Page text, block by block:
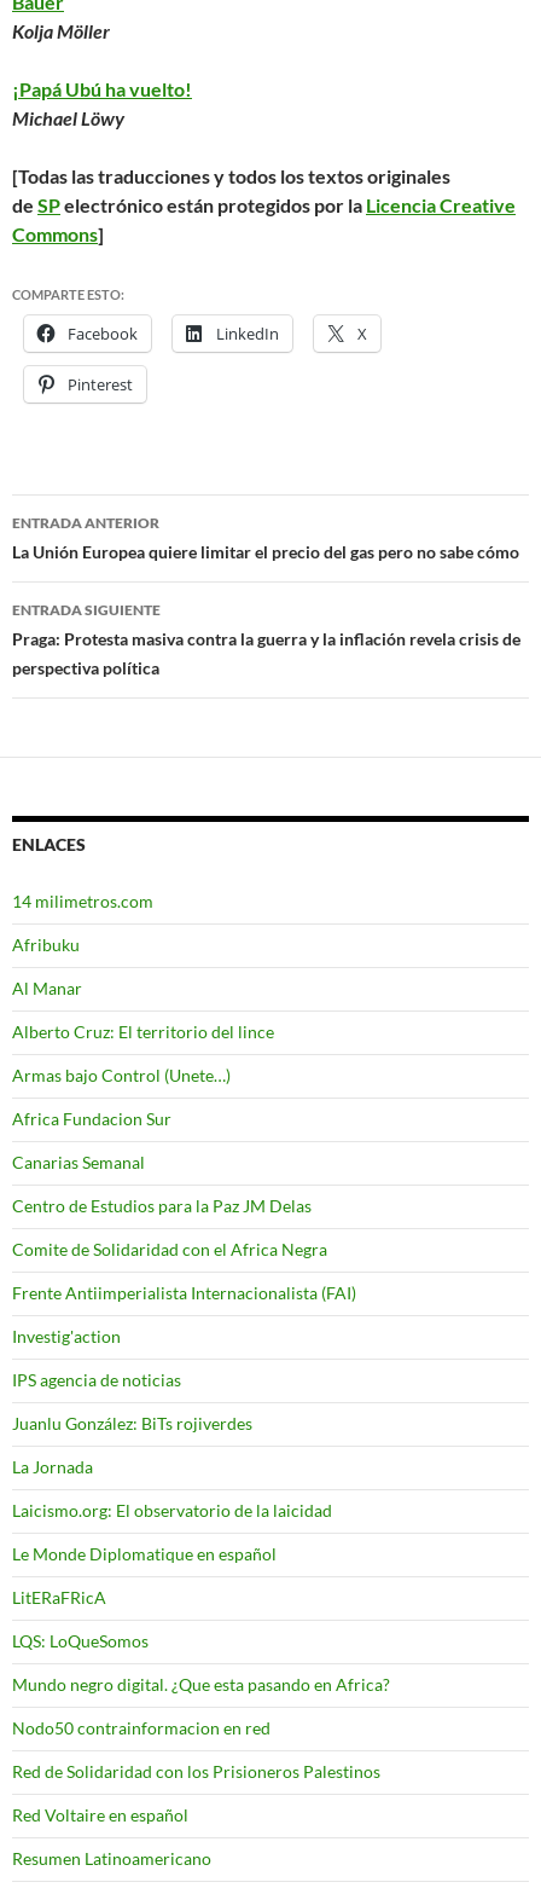
Kolja Möller
¡Papá Ubú ha vuelto!
Michael Löwy
[Todas las traducciones y todos los textos originales
de SPelectrónico están protegidos por la Licencia Creative
Commons]
COMPARTE ESTO:
Facebook LinkedIn X
Pinterest
Navegación
de
entradas
ENTRADA ANTERIOR
La Unión Europea quiere limitar el precio del gas pero no sabe cómo
ENTRADA SIGUIENTE
Praga: Protesta masiva contra la guerra y la inflación revela crisis de
perspectiva política
ENLACES
14 milimetros.com
Afribuku
Al Manar
Alberto Cruz: El territorio del lince
Armas bajo Control (Unete…)
Africa Fundacion Sur
Canarias Semanal
Centro de Estudios para la Paz JM Delas
Comite de Solidaridad con el Africa Negra
Frente Antiimperialista Internacionalista (FAI)
Investig'action
IPS agencia de noticias
Juanlu González: BiTs rojiverdes
La Jornada
Laicismo.org: El observatorio de la laicidad
Le Monde Diplomatique en español
LitERaFRicA
LQS: LoQueSomos
Mundo negro digital. ¿Que esta pasando en Africa?
Nodo50 contrainformacion en red
Red de Solidaridad con los Prisioneros Palestinos
Red Voltaire en español
Resumen Latinoamericano